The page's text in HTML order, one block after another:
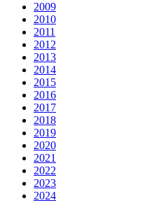
2009
2010
2011
2012
2013
2014
2015
2016
2017
2018
2019
2020
2021
2022
2023
2024